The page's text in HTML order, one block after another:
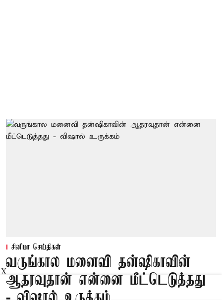
சினிமா செய்திகள்
வருங்கால மனைவி தன்ஷிகாவின்
ஆதரவுதான் என்னை மீட்டெடுத்தது
X